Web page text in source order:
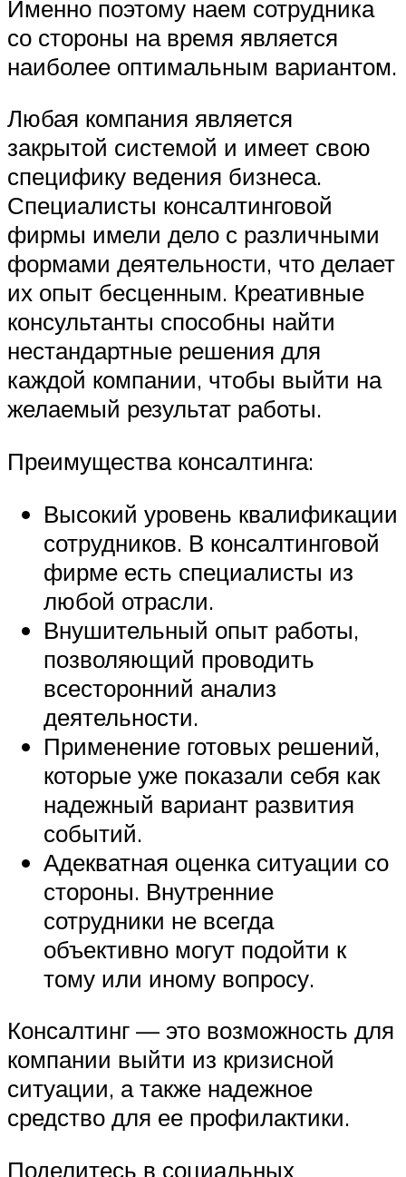
Именно поэтому наем сотрудника
со стороны на время является
наиболее оптимальным вариантом.
Любая компания является
закрытой системой и имеет свою
специфику ведения бизнеса.
Специалисты консалтинговой
фирмы имели дело с различными
формами деятельности, что делает
их опыт бесценным. Креативные
консультанты способны найти
нестандартные решения для
каждой компании, чтобы выйти на
желаемый результат работы.
Преимущества консалтинга:
Высокий уровень квалификации
сотрудников. В консалтинговой
фирме есть специалисты из
любой отрасли.
Внушительный опыт работы,
позволяющий проводить
всесторонний анализ
деятельности.
Применение готовых решений,
которые уже показали себя как
надежный вариант развития
событий.
Адекватная оценка ситуации со
стороны. Внутренние
сотрудники не всегда
объективно могут подойти к
тому или иному вопросу.
Консалтинг — это возможность для
компании выйти из кризисной
ситуации, а также надежное
средство для ее профилактики.
Поделитесь в социальных